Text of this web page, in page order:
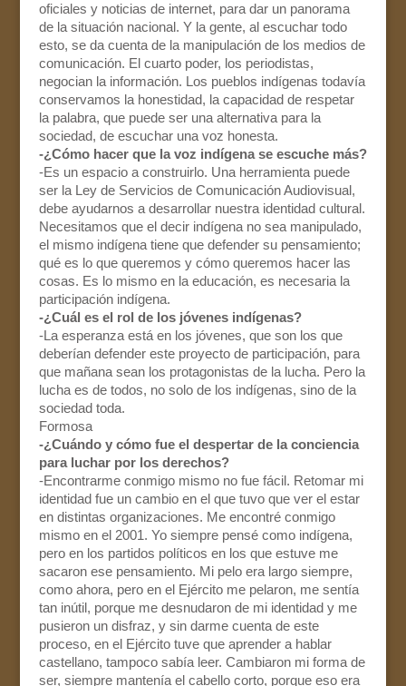
oficiales y noticias de internet, para dar un panorama
de la situación nacional. Y la gente, al escuchar todo
esto, se da cuenta de la manipulación de los medios de
comunicación. El cuarto poder, los periodistas,
negocian la información. Los pueblos indígenas todavía
conservamos la honestidad, la capacidad de respetar
la palabra, que puede ser una alternativa para la
sociedad, de escuchar una voz honesta.
-¿Cómo hacer que la voz indígena se escuche más?
-Es un espacio a construirlo. Una herramienta puede
ser la Ley de Servicios de Comunicación Audiovisual,
debe ayudarnos a desarrollar nuestra identidad cultural.
Necesitamos que el decir indígena no sea manipulado,
el mismo indígena tiene que defender su pensamiento;
qué es lo que queremos y cómo queremos hacer las
cosas. Es lo mismo en la educación, es necesaria la
participación indígena.
-¿Cuál es el rol de los jóvenes indígenas?
-La esperanza está en los jóvenes, que son los que
deberían defender este proyecto de participación, para
que mañana sean los protagonistas de la lucha. Pero la
lucha es de todos, no solo de los indígenas, sino de la
sociedad toda.
Formosa
-¿Cuándo y cómo fue el despertar de la conciencia
para luchar por los derechos?
-Encontrarme conmigo mismo no fue fácil. Retomar mi
identidad fue un cambio en el que tuvo que ver el estar
en distintas organizaciones. Me encontré conmigo
mismo en el 2001. Yo siempre pensé como indígena,
pero en los partidos políticos en los que estuve me
sacaron ese pensamiento. Mi pelo era largo siempre,
como ahora, pero en el Ejército me pelaron, me sentía
tan inútil, porque me desnudaron de mi identidad y me
pusieron un disfraz, y sin darme cuenta de este
proceso, en el Ejército tuve que aprender a hablar
castellano, tampoco sabía leer. Cambiaron mi forma de
ser, siempre mantenía el cabello corto, porque eso era